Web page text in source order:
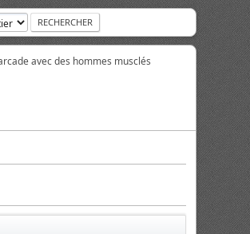
avec des hommes musclés